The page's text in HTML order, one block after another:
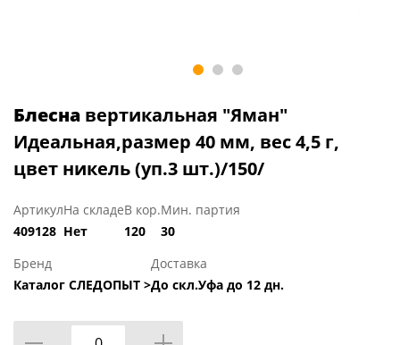
Блесна вертикальная "Яман"
Идеальная,размер 40 мм, вес 4,5 г,
цвет никель (уп.3 шт.)/150/
Артикул
409128
На складе
Нет
В кор.
120
Мин. партия
30
Бренд
Каталог СЛЕДОПЫТ >
Доставка
До скл.Уфа до 12 дн.